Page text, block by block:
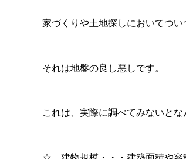
家づくりや土地探しにおいてつい
それは地盤の良し悪しです。
これは、実際に調べてみないと